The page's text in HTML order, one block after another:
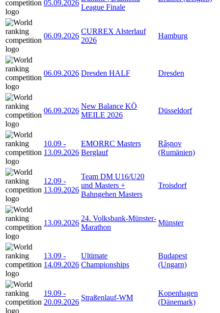
05.09.2026
League Finale
06.09.2026
CURREX Alsterlauf
2026
Hamburg
06.09.2026 Dresden HALF Dresden
06.09.2026
New Balance KÖ
MEILE 2026
Düsseldorf
10.09 -
13.09.2026
EMORRC Masters
Berglauf
Râșnov
(Rumänien)
12.09 -
13.09.2026
Team DM U16/U20
und Masters +
Bahngehen Masters
Troisdorf
13.09.2026
24. Volksbank-Münster-
Marathon
Münster
13.09 -
14.09.2026
Ultimate
Championships
Budapest
(Ungarn)
19.09 -
20.09.2026
Straßenlauf-WM
Kopenhagen
(Dänemark)